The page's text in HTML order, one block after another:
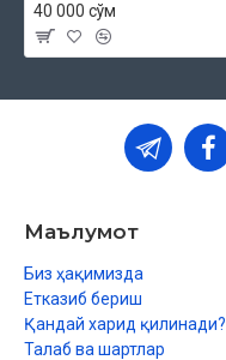
40 000 сўм
Маълумот
Биз ҳақимизда
Етказиб бериш
Қандай харид қилинади?
Талаб ва шартлар